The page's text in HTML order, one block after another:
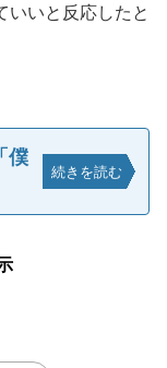
いいと反応したと
僕
続きを読む